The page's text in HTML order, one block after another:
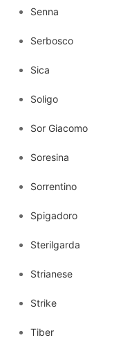
Senna
Serbosco
Sica
Soligo
Sor Giacomo
Soresina
Sorrentino
Spigadoro
Sterilgarda
Strianese
Strike
Tiber